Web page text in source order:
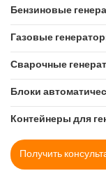
Бензиновые
Газовые
Сварочные
Блоки
Контейнеры для
Получить